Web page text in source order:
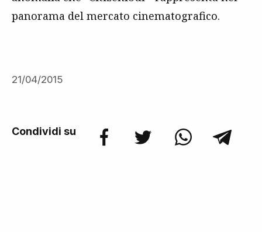
panorama del mercato cinematografico.
21/04/2015
Condividi su